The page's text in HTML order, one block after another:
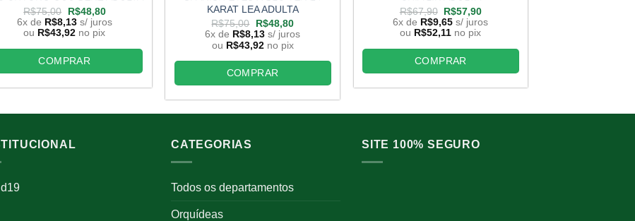
R$75,00
O
preço
original
era:
R$75,00.
R$48,80O
preço
atual
é:
R$48,80.
6x de R$8,13 s/ juros
ou R$43,92 no pix
COMPRAR
KARAT LEA ADULTA
R$75,00 O
preço
original
era:
R$75,00.
R$48,80O
preço
atual
é:
R$48,80.
6x de R$8,13 s/ juros
ou R$43,92 no pix
COMPRAR
R$67,90 O
preço
original
era:
R$67,90.
R$57,90O
preço
R$57,90.
6x de R$9,65 s/ juros
ou R$52,11 no pix
COMPRAR
CATEGORIAS
Todos os departamentos
Orquídeas
SITE 100% SEGURO